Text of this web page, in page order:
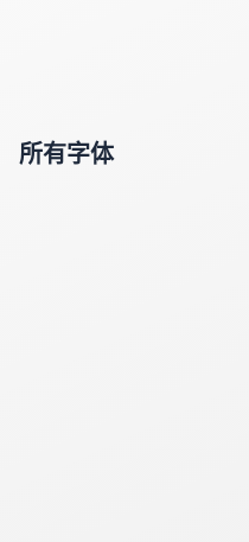
所有字体